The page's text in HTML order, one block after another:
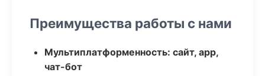
Преимущества работы с нами
Мультиплатформенность: сайт, app,
чат-бот